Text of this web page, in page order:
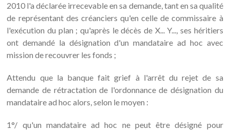
2010 l'a déclarée irrecevable en sa demande, tant en sa qualité
de représentant des créanciers qu'en celle de commissaire à
l'exécution du plan ; qu'après le décès de X... Y..., ses héritiers
ont demandé la désignation d'un mandataire ad hoc avec
mission de recouvrer les fonds ;
Attendu que la banque fait grief à l'arrêt du rejet de sa
demande de rétractation de l'ordonnance de désignation du
mandataire ad hoc alors, selon le moyen :
1°/ qu'un mandataire ad hoc ne peut être désigné pour